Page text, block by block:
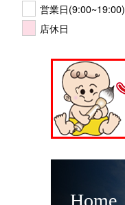
営業日(9:00~19:00)
店休日
Home